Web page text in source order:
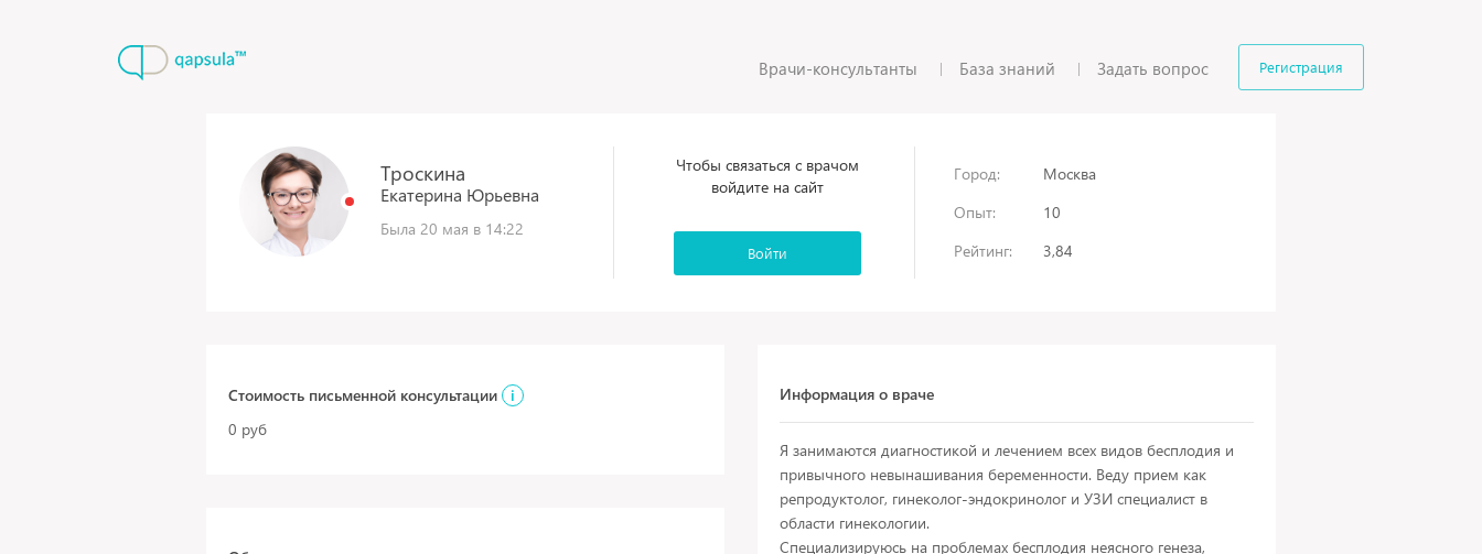
Регистрация
Врачи-консультанты База знаний Задать вопрос
Троскина
Екатерина Юрьевна
Была 20 мая в 14:22
Чтобы связаться с врачом
войдите на сайт
Войти
Город:
Москва
Опыт:
10
Рейтинг:
3,84
Стоимость письменной консультации
i
0 руб
Информация о враче
Я занимаются диагностикой и лечением всех видов бесплодия и
привычного невынашивания беременности. Веду прием как
репродуктолог, гинеколог-эндокринолог и УЗИ специалист в
области гинекологии.
Специализируюсь на проблемах бесплодия неясного генеза,